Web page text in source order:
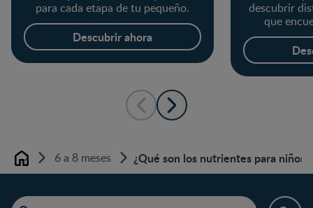
para cada etapa de tu pequeño.
Descubrir ahora
descubrir
que
Home 6 a 8 meses ¿Qué son los nutrientes para niños